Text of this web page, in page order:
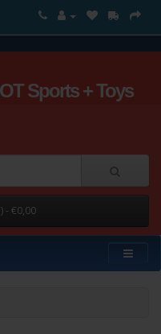
Sports + Toys
- €0,00